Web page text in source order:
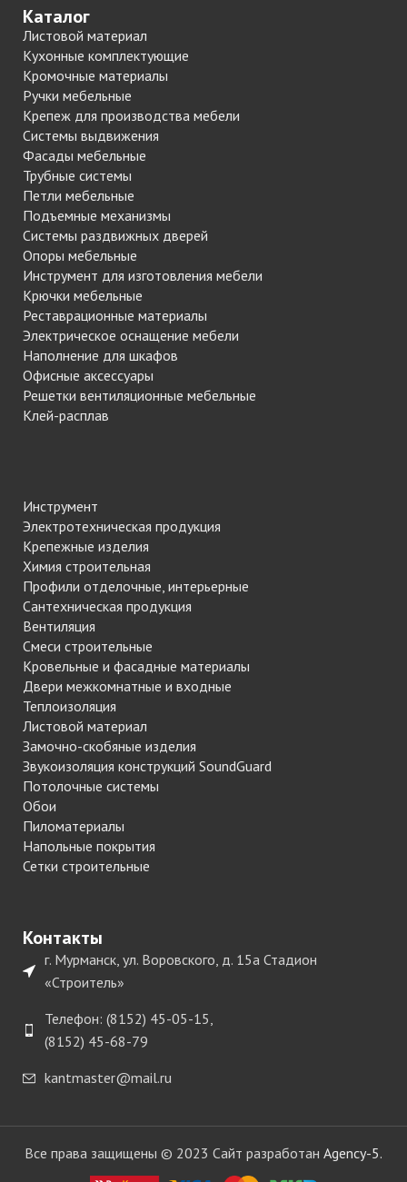
Каталог
Листовой материал
Кухонные комплектующие
Кромочные материалы
Ручки мебельные
Крепеж для производства мебели
Системы выдвижения
Фасады мебельные
Трубные системы
Петли мебельные
Подъемные механизмы
Системы раздвижных дверей
Опоры мебельные
Инструмент для изготовления мебели
Крючки мебельные
Реставрационные материалы
Электрическое оснащение мебели
Наполнение для шкафов
Офисные аксессуары
Решетки вентиляционные мебельные
Клей-расплав
Инструмент
Электротехническая продукция
Крепежные изделия
Химия строительная
Профили отделочные, интерьерные
Сантехническая продукция
Вентиляция
Смеси строительные
Кровельные и фасадные материалы
Двери межкомнатные и входные
Теплоизоляция
Листовой материал
Замочно-скобяные изделия
Звукоизоляция конструкций SoundGuard
Потолочные системы
Обои
Пиломатериалы
Напольные покрытия
Сетки строительные
Контакты
г. Мурманск, ул. Воровского, д. 15а Стадион
«Строитель»
Телефон: (8152) 45-05-15,
(8152) 45-68-79
kantmaster@mail.ru
Все права защищены © 2023 Сайт разработан Agency-5.